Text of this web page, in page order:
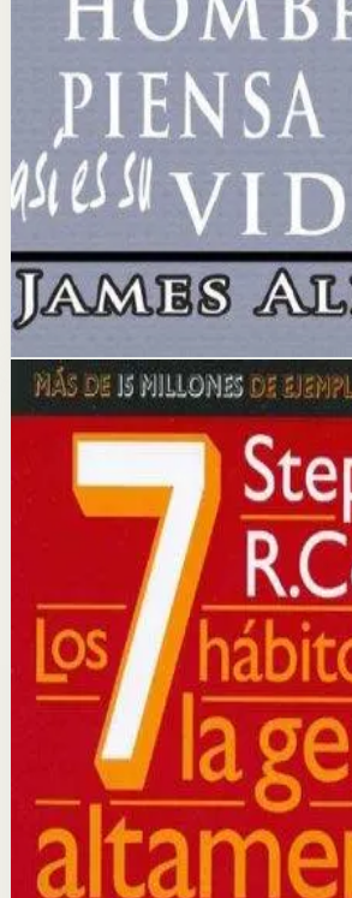
Idea clave
La idea central es que los
combinan con una fe definitiva y un
tienen el poder de convertirse en
éxito.
Selección afiliada
Lograr Exito
Abrir ficha
Comprar en Kobo
Divulgación: podemos ganar una
mediante este enlace.
Hábitos Efectividad
Los 7 hábitos de la
efectiva
Stephen R. Covey
Un clásico de la literatura de
siete principios atemporales para la
y profesional, basándose en la
los principios éticos como
Por qué importa
Este libro importa porque
completo para transformar no solo
cómo piensas y te relacionas con los
áreas de tu vida.
Para quién es